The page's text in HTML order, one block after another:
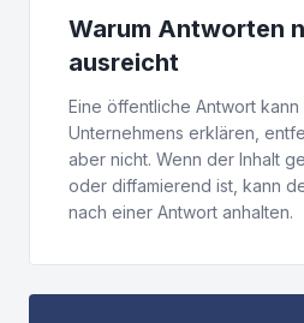
Warum Antworten
ausreicht
Eine öffentliche Antwort
Unternehmens erklären,
aber nicht. Wenn der Inhalt
oder diffamierend ist, kann
nach einer Antwort anhalten.